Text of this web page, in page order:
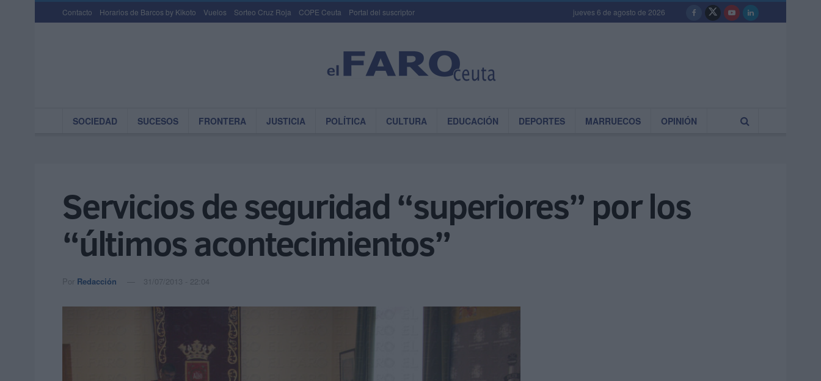
Contacto Horarios de Barcos by Kikoto Vuelos Sorteo Cruz Roja COPE Ceuta Portal del suscriptor jueves 6 de agosto de 2026
SOCIEDAD SUCESOS FRONTERA JUSTICIA POLÍTICA CULTURA EDUCACIÓN DEPORTES MARRUECOS OPINIÓN
Servicios de seguridad “superiores” por los
“últimos acontecimientos”
Por Redacción 31/07/2013 - 22:04